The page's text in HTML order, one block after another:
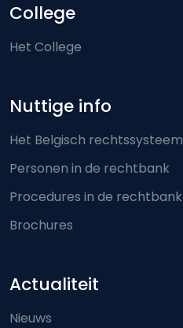
College
Het College
Nuttige info
Het Belgisch rechtssysteem
Personen in de rechtbank
Procedures in de rechtbank
Brochures
Actualiteit
Nieuws